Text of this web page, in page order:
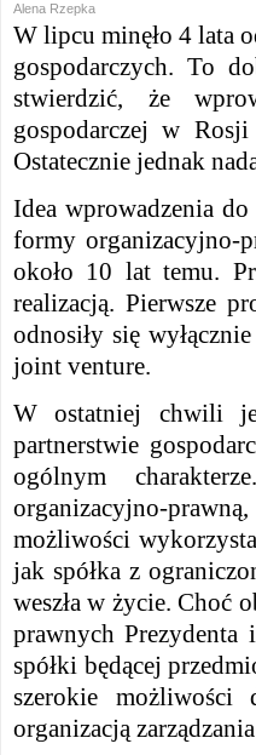
Alena Rzepka
W lipcu minęło 4 lata
gospodarczych. To
stwierdzić, że
gospodarczej w
Ostatecznie jednak
Idea wprowadzenia
formy organizacyjno-
około 10 lat temu.
realizacją. Pierwsze
odnosiły się
joint venture.
W ostatniej chwili
partnerstwie
ogólnym
organizacyjno-
możliwości
jak spółka z
weszła w życie. Choć
prawnych
spółki będącej
szerokie możliwości
organizacją